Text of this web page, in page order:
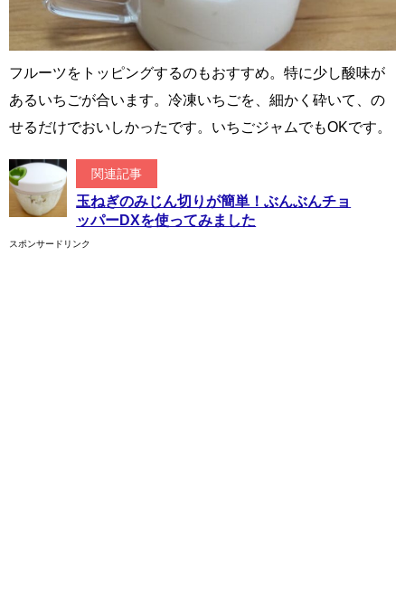
フルーツをトッピングするのもおすすめ。特に少し酸味が
あるいちごが合います。冷凍いちごを、細かく砕いて、の
せるだけでおいしかったです。いちごジャムでもOKです。
関連記事
玉ねぎのみじん切りが簡単！ぶんぶんチョ
ッパーDXを使ってみました
スポンサードリンク